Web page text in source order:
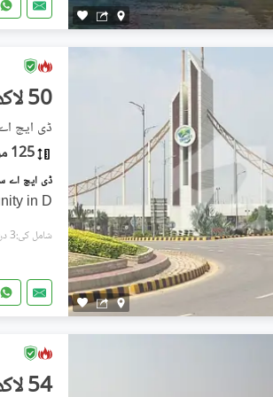
50 لاکھ
ڈی ایچ اے سٹی -
125 مربع یارڈ
in D
شامل کی:3 دن پہل
54 لاکھ